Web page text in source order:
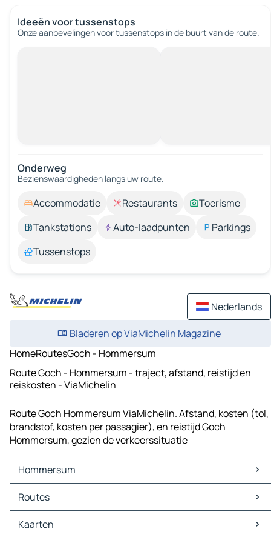
Ideeën voor tussenstops
Onze aanbevelingen voor tussenstops in de buurt van de route.
Onderweg
Bezienswaardigheden langs uw route.
Accommodatie Restaurants
Toerisme
Tankstations
Auto-laadpunten
Parkings
Tussenstops
Nederlands
Bladeren op ViaMichelin Magazine
HomeRoutesGoch - Hommersum
Route Goch - Hommersum - traject, afstand, reistijd en
reiskosten - ViaMichelin
Route Goch Hommersum ViaMichelin. Afstand, kosten (tol,
brandstof, kosten per passagier), en reistijd Goch
Hommersum, gezien de verkeerssituatie
Hommersum
Hommersum Kaarten
Hommersum Verkeer
Hommersum Hotels
Hommersum Restaurants
Routes
Routes Hommersum - Arnhem
Routes Hommersum - Wesel
Kaarten